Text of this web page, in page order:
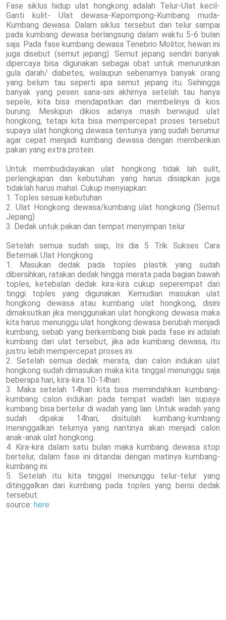
Fase siklus hidup ulat hongkong adalah Telur-Ulat kecil-
Ganti kulit- Ulat dewasa-Kepompong-Kumbang muda-
Kumbang dewasa. Dalam siklus tersebut dari telur sampai
pada kumbang dewasa berlangsung dalam waktu 5-6 bulan
saja. Pada fase kumbang dewasa Tenebrio Molitor, hewan ini
juga disebut (semut jepang). Semut jepang sendiri banyak
dipercaya bisa digunakan sebagai obat untuk menurunkan
gula darah/ diabetes, walaupun sebenarnya banyak orang
yang belum tau seperti apa semut jepang itu. Sehingga
banyak yang pesen sana-sini akhirnya setelah tau hanya
sepele, kita bisa mendapatkan dan membelinya di kios
burung. Meskipun dikios adanya masih berwujud ulat
hongkong, tetapi kita bisa mempercepat proses tersebut
supaya ulat hongkong dewasa tentunya yang sudah berumur
agar cepat menjadi kumbang dewasa dengan memberikan
pakan yang extra protein.
Untuk membudidayakan ulat hongkong tidak lah sulit,
perlengkapan dan kebutuhan yang harus disiapkan juga
tidaklah harus mahal. Cukup menyiapkan:
1. Toples sesuai kebutuhan
2. Ulat Hongkong dewasa/kumbang ulat hongkong (Semut
Jepang)
3. Dedak untuk pakan dan tempat menyimpan telur
Setelah semua sudah siap, Ini dia 5 Trik Sukses Cara
Beternak Ulat Hongkong
1. Masukan dedak pada toples plastik yang sudah
dibersihkan, ratakan dedak hingga merata pada bagian bawah
toples, ketebalan dedak kira-kira cukup seperempat dari
tinggi toples yang digunakan. Kemudian masukan ulat
hongkong dewasa atau kumbang ulat hongkong, disini
dimaksutkan jika menggunakan ulat hongkong dewasa maka
kita harus menunggu ulat hongkong dewasa berubah menjadi
kumbang, sebab yang berkembang biak pada fase ini adalah
kumbang dari ulat tersebut, jika ada kumbang dewasa, itu
justru lebih mempercepat proses ini.
2. Setelah semua dedak merata, dan calon indukan ulat
hongkong sudah dimasukan maka kita tinggal menunggu saja
beberapa hari, kira-kira 10-14hari.
3. Maka setelah 14hari kita bisa memindahkan kumbang-
kumbang calon indukan pada tempat wadah lain supaya
kumbang bisa bertelur di wadah yang lain. Untuk wadah yang
sudah dipakai 14hari, disitulah kumbang-kumbang
meninggalkan telurnya yang nantinya akan menjadi calon
anak-anak ulat hongkong.
4. Kira-kira dalam satu bulan maka kumbang dewasa stop
bertelur, dalam fase ini ditandai dengan matinya kumbang-
kumbang ini.
5. Setelah itu kita tinggal menunggu telur-telur yang
ditinggalkan dari kumbang pada toples yang berisi dedak
tersebut.
source: here